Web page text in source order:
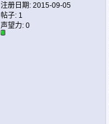
注册日期: 2015-09-05
帖子: 1
声望力: 0